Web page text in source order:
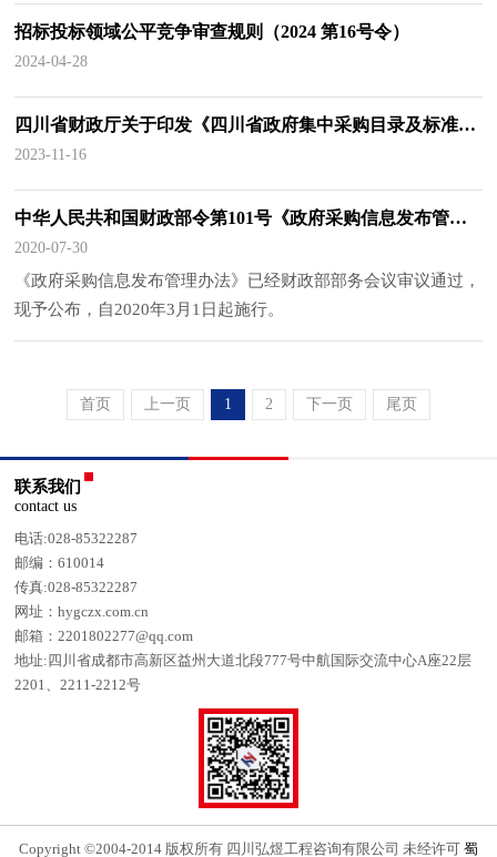
招标投标领域公平竞争审查规则（2024 第16号令）
2024-04-28
四川省财政厅关于印发《四川省政府集中采购目录及标准（2024年版）》的通知
2023-11-16
中华人民共和国财政部令第101号《政府采购信息发布管理办法》
2020-07-30
《政府采购信息发布管理办法》已经财政部部务会议审议通过，
现予公布，自2020年3月1日起施行。
首页 上一页 1 2 下一页 尾页
联系我们
contact us
电话:028-85322287
邮编：610014
传真:028-85322287
网址：hygczx.com.cn
邮箱：2201802277@qq.com
地址:四川省成都市高新区益州大道北段777号中航国际交流中心A座22层
2201、2211-2212号
Copyright ©2004-2014 版权所有 四川弘煜工程咨询有限公司 未经许可 蜀